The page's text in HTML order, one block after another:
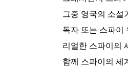
그중 영국의 소설
독자 또는 스파이
리얼한 스파이의
함께 스파이의 세